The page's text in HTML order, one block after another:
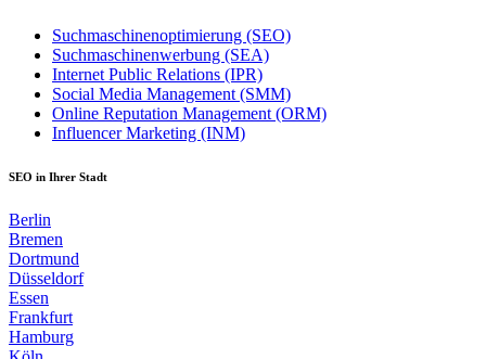
Suchmaschinenoptimierung (SEO)
Suchmaschinenwerbung (SEA)
Internet Public Relations (IPR)
Social Media Management (SMM)
Online Reputation Management (ORM)
Influencer Marketing (INM)
SEO in Ihrer Stadt
Berlin
Bremen
Dortmund
Düsseldorf
Essen
Frankfurt
Hamburg